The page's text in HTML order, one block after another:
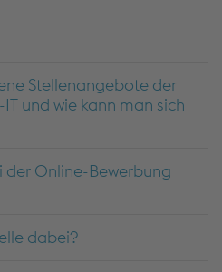
Stellenangebote der
und wie kann man sich
der Online-Bewerbung
dabei?